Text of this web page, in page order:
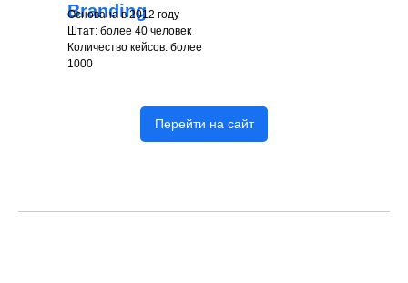
Branding
Основана в 2012 году
Штат: более 40 человек
Количество кейсов: более
1000
Перейти на сайт